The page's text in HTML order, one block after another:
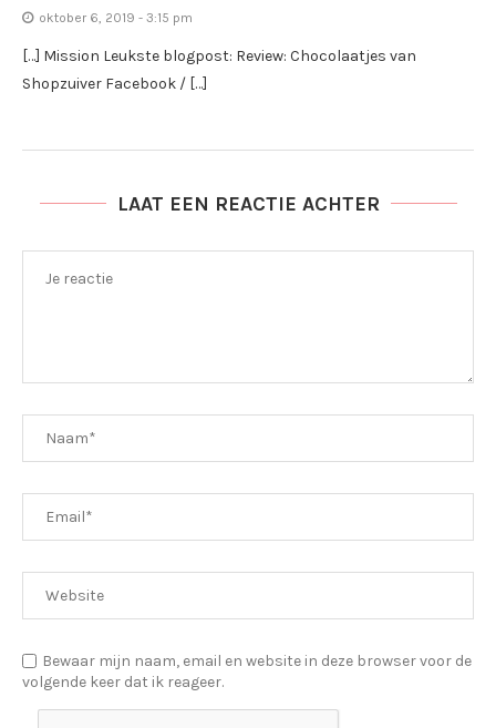
oktober 6, 2019 - 3:15 pm
[…] Mission Leukste blogpost: Review: Chocolaatjes van
Shopzuiver Facebook / […]
LAAT EEN REACTIE ACHTER
Bewaar mijn naam, email en website in deze browser voor de
volgende keer dat ik reageer.